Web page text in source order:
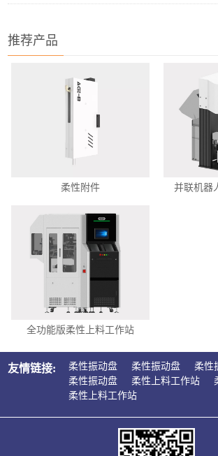
推荐产品
柔性附件 并联机器
全功能版柔性上料工作站
友情链接: 柔性振动盘 柔性振动盘
柔性
柔性振动盘
柔性上料工作站
柔性上料工作站